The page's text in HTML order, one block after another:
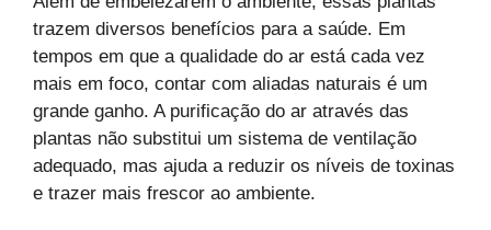
trazem diversos benefícios para a saúde. Em
tempos em que a qualidade do ar está cada vez
mais em foco, contar com aliadas naturais é um
grande ganho. A purificação do ar através das
plantas não substitui um sistema de ventilação
adequado, mas ajuda a reduzir os níveis de toxinas
e trazer mais frescor ao ambiente.